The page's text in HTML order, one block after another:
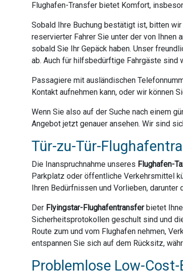
Flughafen-Transfer bietet Komfort,
Sobald Ihre Buchung bestätigt ist, bitten
reservierter Fahrer Sie unter der von Ihnen
sobald Sie Ihr Gepäck haben. Unser
ab. Auch für hilfsbedürftige Fahrgäste sind
Passagiere mit ausländischen
Kontakt aufnehmen kann, oder wir können
Wenn Sie also auf der Suche nach einem
Angebot jetzt genauer ansehen. Wir sind
Tür-zu-Tür-
Die Inanspruchnahme unseres Flughafen-
Parkplatz oder öffentliche Verkehrsmittel
Ihren Bedürfnissen und Vorlieben,
Der Flyingstar-Flughafentransferbietet
Sicherheitsprotokollen geschult sind und
Route zum und vom Flughafen nehmen,
entspannen Sie sich auf dem Rücksitz,
Problemlose Low-